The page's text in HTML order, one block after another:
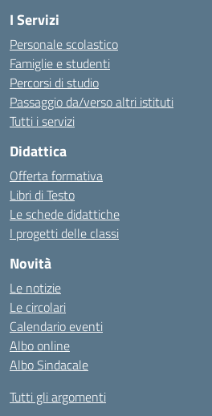
I Servizi
Personale scolastico
Famiglie e studenti
Percorsi di studio
Passaggio da/verso altri istituti
Tutti i servizi
Didattica
Offerta formativa
Libri di Testo
Le schede didattiche
I progetti delle classi
Novità
Le notizie
Le circolari
Calendario eventi
Albo online
Albo Sindacale
Tutti gli argomenti